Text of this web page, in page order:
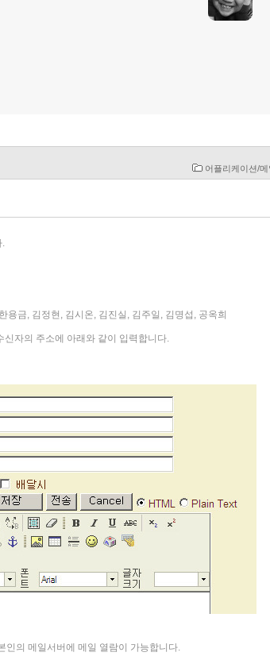
어플리케이션/
.
용금, 김정현, 김시온, 김진실, 김주일, 김명섭, 공옥희
자의 주소에 아래와 같이 입력합니다.
인의 메일서버에 메일 열람이 가능합니다.